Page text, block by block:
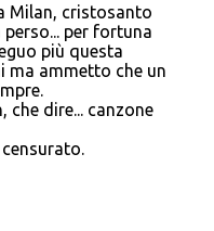
Milan, cristosanto
per fortuna
più questa
ma ammetto che un
che dire... canzone